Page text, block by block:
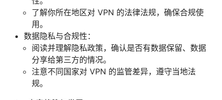
了解你所在地区对 VPN 的法律法规，确保合规使
用。
数据隐私与合规性：
阅读并理解隐私政策，确认是否有数据保留、数据
分享给第三方的情况。
注意不同国家对 VPN 的监管差异，遵守当地法
规。